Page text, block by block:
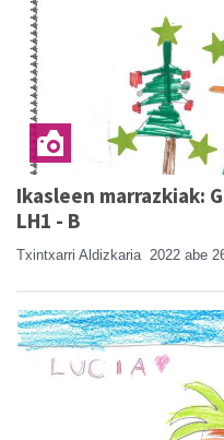
Ikasleen marrazkiak:
LH1 - B
Txintxarri Aldizkaria 2022 abe